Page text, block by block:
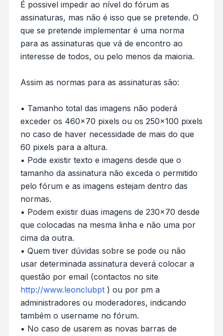
É possivel impedir ao nível do fórum as
assinaturas, mas não é isso que se pretende. O
que se pretende implementar é uma norma
para as assinaturas que vá de encontro ao
interesse de todos, ou pelo menos da maioria.
Assim as normas para as assinaturas são:
• Tamanho total das imagens não poderá
exceder os 460x70 pixels ou os 250x100 pixels
no caso de haver necessidade de mais do que
60 pixels para a altura.
• Pode existir texto e imagens desde que o
tamanho da assinatura não exceda o permitido
pelo fórum e as imagens estejam dentro das
normas.
• Podem existir duas imagens de 230x70 desde
que colocadas na mesma linha e não uma por
cima da outra.
• Quem tiver dúvidas sobre se pode ou não
usar determinada assinatura deverá colocar a
questão por email (contactos no site
http://www.leonclubpt ) ou por pm a
administradores ou moderadores, indicando
também o username no fórum.
• No caso de usarem as novas barras de